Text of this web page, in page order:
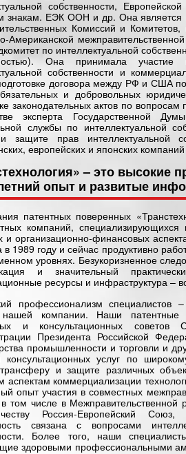
собственности,
знакам. ЕЭК ООН и др. Она является
Комиссий и
Американской
по интеллектуальной
Она принимала
собственности и
договора между РФ и США
и добровольных
законодательных актов по
эксперта Государственной
службы по интеллектуальной
защите прав интеллектуальной
европейских и японских
– это высокие
опыт и развитые
патентных поверенных
компаний, специализирующихся
и организационно-финансовых
в 1989 году и сейчас продуктивно
уровнях. Безукоризненное
и значительный
ресурсы и инфраструктура –
профессионализм специалистов
компании. Наши патентные
и консультационных советов
Президента Российской
промышленности и торговли и
консультационных услуг по
и защите различных
аспектам коммерциализации
опыт участия в совместных
в том числе в Межправительственной
Россия-Европейский
связана с вопросами
Более того, наши
здоровыми профессиональными